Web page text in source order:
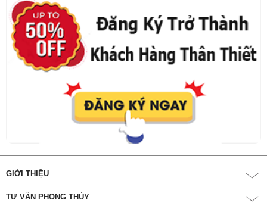
GIỚI THIỆU
TƯ VẤN PHONG THỦY